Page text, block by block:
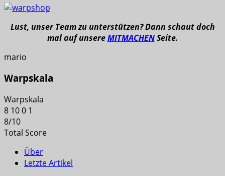
Lust, unser Team zu unterstützen? Dann schaut doch
mal auf unsereMITMACHENSeite.
mario
Warpskala
Warpskala
8 100 1
8/10
Total Score
Über
Letzte Artikel